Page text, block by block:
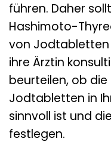
führen. Daher
Hashimoto-
von Jodtabletten
ihre Ärztin
beurteilen, ob die
Jodtabletten in
sinnvoll ist und
festlegen.